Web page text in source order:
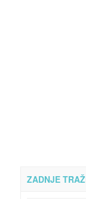
ZADNJE